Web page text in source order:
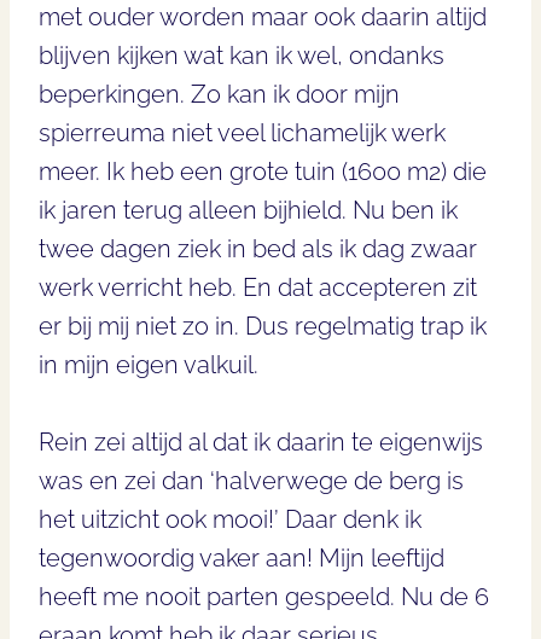
met ouder worden maar ook daarin altijd
blijven kijken wat kan ik wel, ondanks
beperkingen. Zo kan ik door mijn
spierreuma niet veel lichamelijk werk
meer. Ik heb een grote tuin (1600 m2) die
ik jaren terug alleen bijhield. Nu ben ik
twee dagen ziek in bed als ik dag zwaar
werk verricht heb. En dat accepteren zit
er bij mij niet zo in. Dus regelmatig trap ik
in mijn eigen valkuil.
Rein zei altijd al dat ik daarin te eigenwijs
was en zei dan ‘halverwege de berg is
het uitzicht ook mooi!’ Daar denk ik
tegenwoordig vaker aan! Mijn leeftijd
heeft me nooit parten gespeeld. Nu de 6